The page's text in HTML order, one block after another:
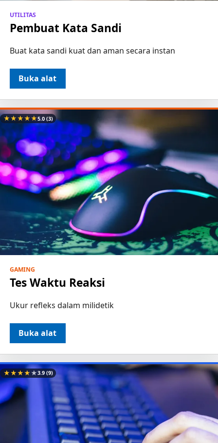
UTILITAS
Pembuat Kata Sandi
Buat kata sandi kuat dan aman secara instan
Buka alat
★★★★★5.0(3)
GAMING
Tes Waktu Reaksi
Ukur refleks dalam milidetik
Buka alat
★★★★★3.9(9)